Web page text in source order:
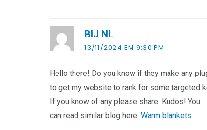
BIJ NL
13/11/2024 EM 9:30 PM
Hello there! Do you know if they make any
to get my website to rank for some targeted
If you know of any please share. Kudos! You
can read similar blog here: Warm blankets